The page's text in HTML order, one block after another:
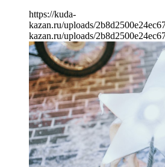
https://kuda-
kazan.ru/uploads/
kazan.ru/uploads/